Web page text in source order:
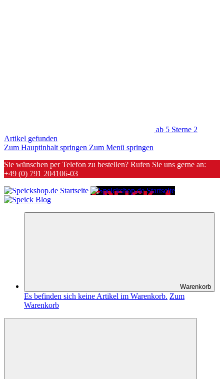
ab 5 Sterne 2
Artikel gefunden
Zum Hauptinhalt springen Zum Menü springen
Sie wünschen per Telefon zu bestellen? Rufen Sie uns gerne an:
+49 (0) 791 204106-03
Warenkorb
Es befinden sich keine Artikel im Warenkorb. Zum
Warenkorb